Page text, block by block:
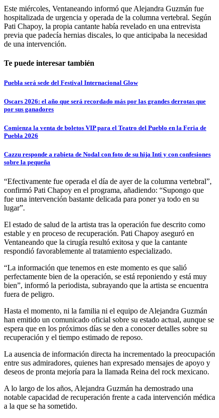
Este miércoles, Ventaneando informó que Alejandra Guzmán fue
hospitalizada de urgencia y operada de la columna vertebral. Según
Pati Chapoy, la propia cantante había revelado en una entrevista
previa que padecía hernias discales, lo que anticipaba la necesidad
de una intervención.
Te puede interesar también
Puebla será sede del Festival Internacional Glow
Oscars 2026: el año que será recordado más por las grandes derrotas que
por sus ganadores
Comienza la venta de boletos VIP para el Teatro del Pueblo en la Feria de
Puebla 2026
Cazzu responde a rabieta de Nodal con foto de su hija Inti y con confesiones
sobre la pequeña
“Efectivamente fue operada el día de ayer de la columna vertebral”,
confirmó Pati Chapoy en el programa, añadiendo: “Supongo que
fue una intervención bastante delicada para poner ya todo en su
lugar”.
El estado de salud de la artista tras la operación fue descrito como
estable y en proceso de recuperación. Pati Chapoy aseguró en
Ventaneando que la cirugía resultó exitosa y que la cantante
respondió favorablemente al tratamiento especializado.
“La información que tenemos en este momento es que salió
perfectamente bien de la operación, se está reponiendo y está muy
bien”, informó la periodista, subrayando que la artista se encuentra
fuera de peligro.
Hasta el momento, ni la familia ni el equipo de Alejandra Guzmán
han emitido un comunicado oficial sobre su estado actual, aunque se
espera que en los próximos días se den a conocer detalles sobre su
recuperación y el tiempo estimado de reposo.
La ausencia de información directa ha incrementado la preocupación
entre sus admiradores, quienes han expresado mensajes de apoyo y
deseos de pronta mejoría para la llamada Reina del rock mexicano.
A lo largo de los años, Alejandra Guzmán ha demostrado una
notable capacidad de recuperación frente a cada intervención médica
a la que se ha sometido.